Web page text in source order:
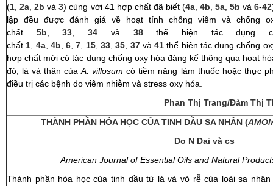
(1 ,2a ,2b và3) cùng với 41 hợp chất đã biết (4a ,4b ,5a ,5b và6-42
lập đều được đánh giá về hoạt tính chống viêm và chống
chất 5b ,33 ,34 và 38thể hiện tác dụng
chất 1 4a, 4b ,6 ,7 15, 33,35 37và41 thể hiện tác dụng chống
hợp chất mới có tác dụng chống oxy hóa đáng kể thông qua hoạt
đó, lá và thân củaA. villosum có tiềm năng làm thuốc hoặc thực
điều trị các bệnh do viêm nhiễm và
Phan Thị Trang/Đàm Thị
THÀNH PHẦN HÓA HỌC CỦA TINH DẦU SA NHÂN (
Do N Dai và cs
American Journal of Essential Oils and Natural
Thành phần hóa học của tinh dầu từ lá và vỏ rễ của loài sa nhân